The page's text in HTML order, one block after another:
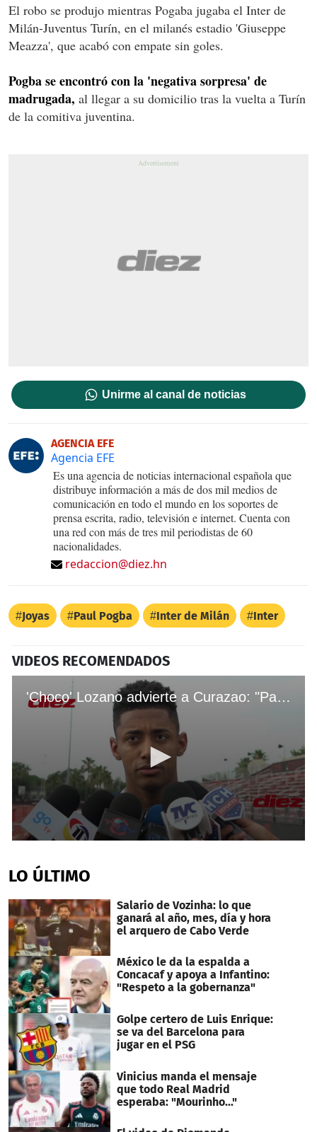
El robo se produjo mientras Pogaba jugaba el Inter de
Milán-Juventus Turín, en el milanés estadio 'Giuseppe
Meazza', que acabó con empate sin goles.
Pogba se encontró con la 'negativa sorpresa' de
madrugada, al llegar a su domicilio tras la vuelta a Turín
de la comitiva juventina.
Unirme al canal de noticias
AGENCIA EFE
Agencia EFE
Es una agencia de noticias internacional española que
distribuye información a más de dos mil medios de
comunicación en todo el mundo en los soportes de
prensa escrita, radio, televisión e internet. Cuenta con
una red con más de tres mil periodistas de 60
nacionalidades.
redaccion@diez.hn
Joyas Paul Pogba Inter de Milán Inter
VIDEOS RECOMENDADOS
'Choco' Lozano advierte a Curazao: "Pase lo que pase tenemos que ganar, jugando bien o jugando mal"
of
43
LO ÚLTIMO
Salario de Vozinha: lo que
ganará al año, mes, día y hora
el arquero de Cabo Verde
México le da la espalda a
Concacaf y apoya a Infantino:
"Respeto a la gobernanza"
Golpe certero de Luis Enrique:
se va del Barcelona para
jugar en el PSG
Vinicius manda el mensaje
que todo Real Madrid
esperaba: "Mourinho..."